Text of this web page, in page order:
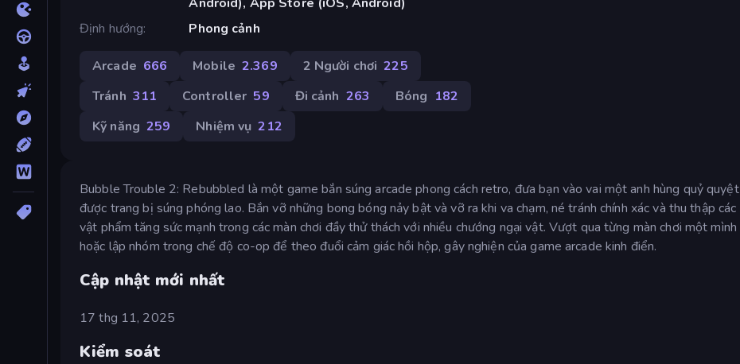
Định hướng
Phong cảnh
Arcade 666 Mobile 2.369 2 Người chơi 225
Tránh 311 Controller 59 Đi cảnh 263 Bóng 182
Kỹ năng 259 Nhiệm vụ 212
Bubble Trouble 2: Rebubbled là một game bắn súng arcade phong cách retro, đưa bạn vào vai một anh hùng quỷ quyệt
được trang bị súng phóng lao. Bắn vỡ những bong bóng nảy bật và vỡ ra khi va chạm, né tránh chính xác và thu thập các
vật phẩm tăng sức mạnh trong các màn chơi đầy thử thách với nhiều chướng ngại vật. Vượt qua từng màn chơi một mình
hoặc lập nhóm trong chế độ co-op để theo đuổi cảm giác hồi hộp, gây nghiện của game arcade kinh điển.
Cập nhật mới nhất
17 thg 11, 2025
Kiểm soát